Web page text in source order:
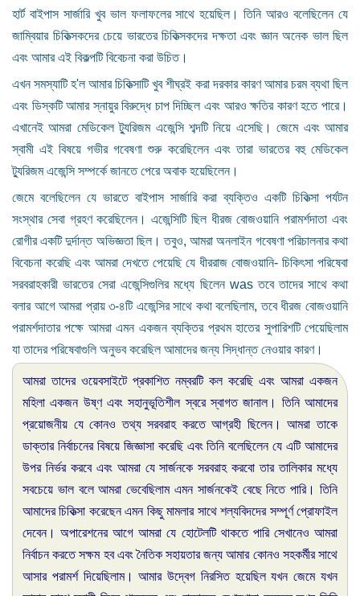
হার্ট বাইপাস সার্জারি খুব ভাল ফলাফলের সাথে হয়েছিল। তিনি আরও বলেছিলেন যে
জাম্বিয়ার চিকিত্সকদের চেয়ে ভারতের চিকিত্সকদের দক্ষতা এবং জ্ঞান অনেক ভাল ছিল
এবং আমার এই বিকল্পটি বিবেচনা করা উচিত।
এখন সমস্যাটি হ'ল আমার চিকিত্সাটি খুব শীঘ্রই করা দরকার কারণ আমার চরম ব্যথা ছিল
এবং ডিস্কটি আমার স্নায়ুর বিরুদ্ধে চাপ দিচ্ছিল এবং আরও ক্ষতির কারণ হতে পারে।
এখানেই আমরা মেডিকেল ট্যুরিজম এজেন্সি শব্দটি নিয়ে এসেছি। জেমে এবং আমার
স্বামী এই বিষয়ে গভীর গবেষণা শুরু করেছিলেন এবং তারা ভারতের বহু মেডিকেল
ট্যুরিজম এজেন্সি সম্পর্কে জানতে পেরে অবাক হয়েছিলেন।
জেমে বলেছিলেন যে ভারতে বাইপাস সার্জারি করা ব্যক্তিও একটি চিকিত্সা পর্যটন
সংস্থার সেবা গ্রহণ করেছিলেন। এজেন্সিটি ছিল ধীরজ বোজওয়ানি পরামর্শদাতা এবং
রোগীর একটি দুর্দান্ত অভিজ্ঞতা ছিল। তবুও, আমরা অনলাইন গবেষণা পরিচালনার কথা
বিবেচনা করেছি এবং আমরা দেখতে পেয়েছি যে ধীররাজ বোজওয়ানি- চিকিৎসা পরিষেবা
সরবরাহকারী ভারতের সেরা এজেন্সিগুলির মধ্যে ছিলেন was তবে তাদের সাথে কথা
বলার আগে আমরা প্রায় ৩-৪টি এজেন্সির সাথে কথা বলেছিলাম, তবে ধীরজ বোজওয়ানি
পরামর্শদাতার পক্ষে আমরা এমন একজন ব্যক্তির প্রথম হাতের সুপারিশটি পেয়েছিলাম
যা তাদের পরিষেবাগুলি অনুভব করেছিল আমাদের জন্য সিদ্ধান্ত নেওয়ার কারণ।
আমরা তাদের ওয়েবসাইটে প্রকাশিত নম্বরটি কল করেছি এবং আমরা একজন
মহিলা একজন উষ্ণ এবং সহানুভূতিশীল স্বরে স্বাগত জানাল। তিনি আমাদের
প্রয়োজনীয় যে কোনও তথ্য সরবরাহ করতে আগ্রহী ছিলেন। আমরা তাকে
ডাক্তার নির্বাচনের বিষয়ে জিজ্ঞাসা করেছি এবং তিনি বলেছিলেন যে এটি আমাদের
উপর নির্ভর করবে এবং আমরা যে সার্জনকে সরবরাহ করবো তার তালিকার মধ্যে
সবচেয়ে ভাল বলে আমরা ভেবেছিলাম এমন সার্জনকেই বেছে নিতে পারি। তিনি
আমাদের চিকিত্সা করেছেন এমন কিছু মামলার সাথে শল্যবিদদের সম্পূর্ণ প্রোফাইল
দেবেন। অপারেশনের আগে আমরা যে হোটেলটি থাকতে পারি সেখানেও আমরা
নির্বাচন করতে সক্ষম হব এবং নৈতিক সহায়তার জন্য আমার কোনও সহকর্মীর সাথে
আসার পরামর্শ দিয়েছিলাম। আমার উদ্বেগ নিরসিত হয়েছিল যখন জেমে যখন